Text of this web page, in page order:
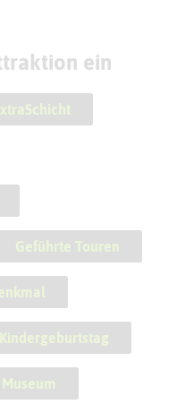
ein
Geführte Touren
Kindergeburtstag
Museum